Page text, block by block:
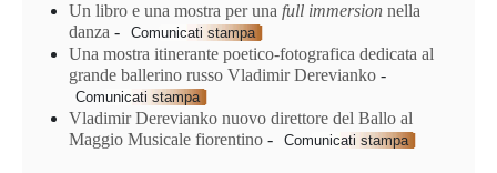
Un libro e una mostra per una full immersion nella
danza - Comunicati stampa
Una mostra itinerante poetico-fotografica dedicata al
grande ballerino russo Vladimir Derevianko -
Comunicati stampa
Vladimir Derevianko nuovo direttore del Ballo al
Maggio Musicale fiorentino - Comunicati stampa